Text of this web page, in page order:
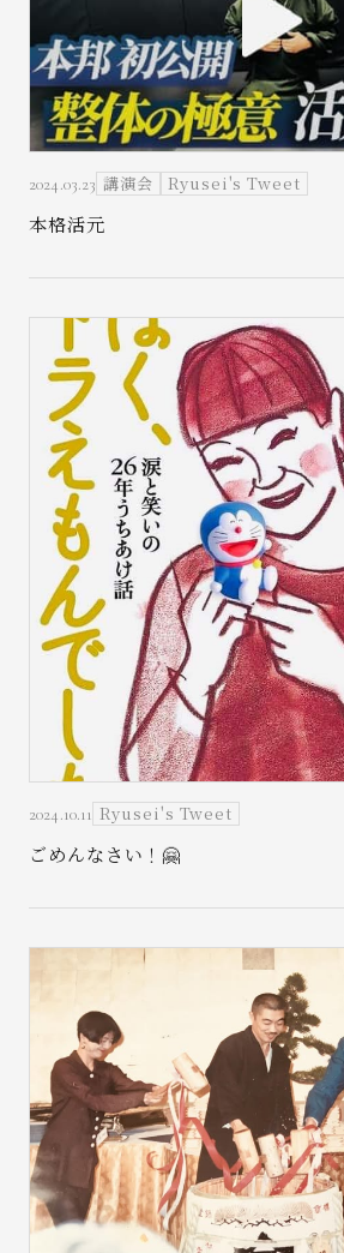
2024.03.23 講演会 Ryusei's Tweet
本格活元
2024.10.11 Ryusei's Tweet
ごめんなさい！🤗